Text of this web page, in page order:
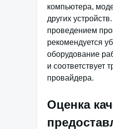
компьютера,
других
проведением
рекомендуется
оборудование
и соответствует
провайдера.
Оценка